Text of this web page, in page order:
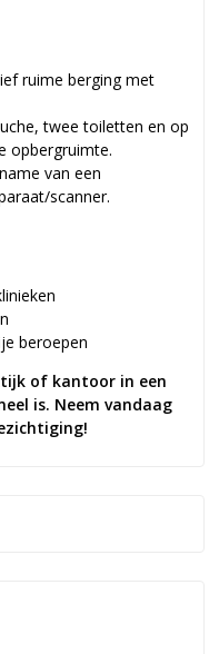
ruime berging met
twee toiletten en op
opbergruimte.
van een
scanner.
beroepen
of kantoor in een
is. Neem vandaag